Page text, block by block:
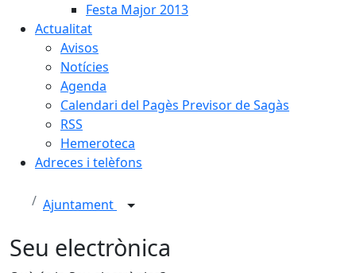
Festa Major 2013
Actualitat
Avisos
Notícies
Agenda
Calendari del Pagès Previsor de Sagàs
RSS
Hemeroteca
Adreces i telèfons
Ajuntament
Seu electrònica